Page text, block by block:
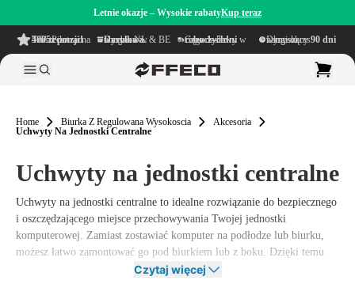
Letnie okazje – Wysokie rabatyKup teraz
4.6/5
z ponad 500 recenzji
na TrustPilot Darmowa wysyłka
w obrębie NL & BE Czas dostawy w ciągu
1–5 dni roboczych Długi okres namysłu wynoszący90 dni
Home Biurka Z Regulowana Wysokoscia
Akcesoria
Uchwyty Na Jednostki Centralne
Uchwyty na jednostki centralne
Uchwyty na jednostki centralne to idealne rozwiązanie do bezpiecznego
i oszczędzającego miejsce przechowywania Twojej jednostki
komputerowej. Zamiast zostawiać komputer na podłodze lub biurku,
możesz łatwo zamontować go pod biurkiem lub z boku. Dzięki temu
zapobiegasz gromadzeniu się kurzu, minimalizujesz plątaninę kabli i
Czytaj więcej